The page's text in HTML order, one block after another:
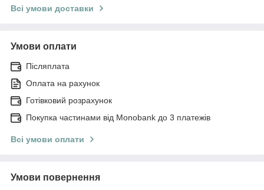
Всі умови доставки
Умови оплати
Післяплата
Оплата на рахунок
Готівковий розрахунок
Покупка частинами від Monobank до 3 платежів
Всі умови оплати
Умови повернення